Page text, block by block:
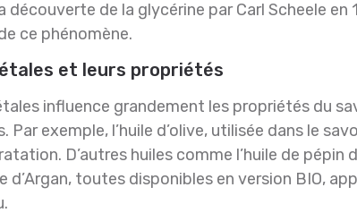
découverte de la glycérine par Carl Scheele
ce phénomène.
et leurs propriétés
influence grandement les propriétés du
exemple, l’huile d’olive, utilisée dans le
D’autres huiles comme l’huile de pépin
d’Argan, toutes disponibles en version BIO,